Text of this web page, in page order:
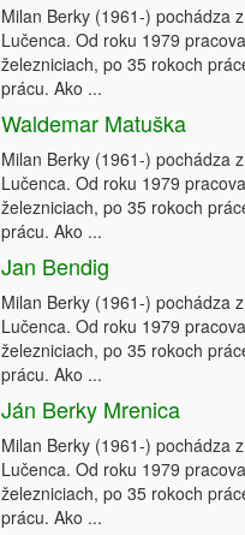
Milan Berky (1961-) pochádza z
Lučenca. Od roku 1979
železniciach, po 35 rokoch
prácu. Ako ...
Waldemar Matuška
Milan Berky (1961-) pochádza z
Lučenca. Od roku 1979
železniciach, po 35 rokoch
prácu. Ako ...
Jan Bendig
Milan Berky (1961-) pochádza z
Lučenca. Od roku 1979
železniciach, po 35 rokoch
prácu. Ako ...
Ján Berky Mrenica
Milan Berky (1961-) pochádza z
Lučenca. Od roku 1979
železniciach, po 35 rokoch
prácu. Ako ...